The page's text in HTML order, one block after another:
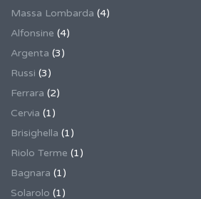
Massa Lombarda (4)
Alfonsine (4)
Argenta (3)
Russi (3)
Ferrara (2)
Cervia (1)
Brisighella (1)
Riolo Terme (1)
Bagnara (1)
Solarolo (1)